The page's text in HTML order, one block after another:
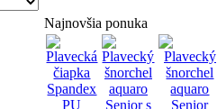
Najnovšia ponuka